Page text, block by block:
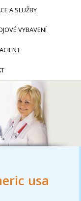
usa
A SLUŽBY
VYBAVENÍ